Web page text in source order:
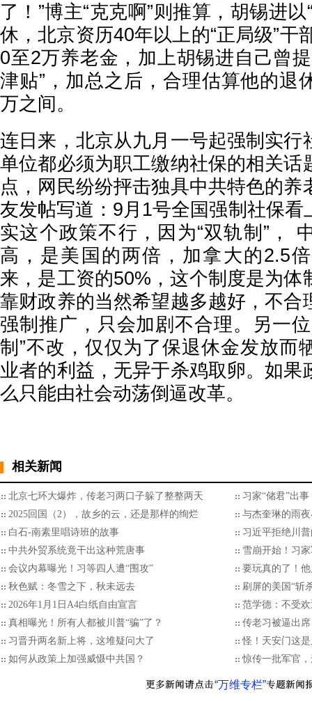
了！”博主“克克啊”则推算，胡锡进
休，北京资历40年以上的“正局级”干
0至2万养老金，加上胡锡进自己曾
津贴”，加总之后，合理估算他的退
万之间。
连日来，北京从九月一号起强制实行
单位都必须为职工缴纳社保的相关话
点，网民纷纷抨击独具中共特色的养
友发帖写道：9月1号全国强制社保看
实这个政策不行，因为“双轨制”，
高，是美国的两倍，加拿大的2.5
来，是工资的50%，这个制度是为体
靠财政养的当然希望越多越好，不合
强制推广，只会加剧不合理。另一
制”不改，仅仅为了保退休金发放而
业者的利益，无异于杀鸡取卵。如果
么只能由社会动荡倒逼改革。
相关新闻
北京七环大爆炸，传老习两口子躲了整整两天
习家“储君”出
2025回国（2），故乡的云，还是那样的绚烂
与杰奎琳的雨
白石-南素里唱诗班的故事
习近平拒绝川普
中共外贸系统竟干出这种荒唐事
雪崩开始！习
会议内幕曝光！习等四人遭“围攻”
要玩真的了！
秋色赋：冬雪之下，秋未远去
刷屏的美国“斩
2026年1月1日A4白纸自由宣言
范学德：不受
真相曝光！所有人都被川普“骗”了？
传老习被逼出
习晋升两名新上将，这堆疑问大了
怪！天安门这
如何从政策上加强威慑中共国？
惊传一批军官
“万维专栏”